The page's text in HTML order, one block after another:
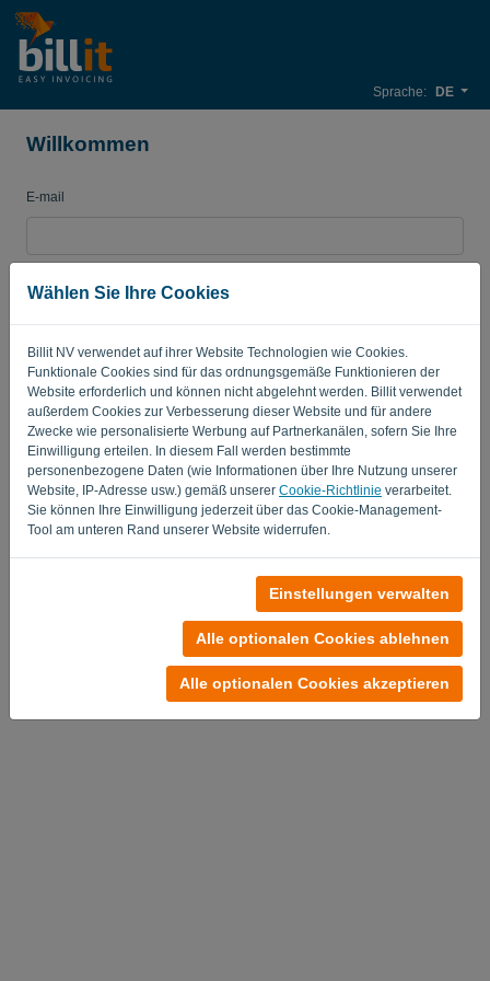
Wählen Sie Ihre Cookies
Billit NV verwendet auf ihrer Website Technologien wie Cookies.
Funktionale Cookies sind für das ordnungsgemäße Funktionieren der
Website erforderlich und können nicht abgelehnt werden. Billit verwendet
außerdem Cookies zur Verbesserung dieser Website und für andere
Zwecke wie personalisierte Werbung auf Partnerkanälen, sofern Sie Ihre
Einwilligung erteilen. In diesem Fall werden bestimmte
personenbezogene Daten (wie Informationen über Ihre Nutzung unserer
Website, IP-Adresse usw.) gemäß unserer Cookie-Richtlinie verarbeitet.
Sie können Ihre Einwilligung jederzeit über das Cookie-Management-
Tool am unteren Rand unserer Website widerrufen.
Einstellungen verwalten
Alle optionalen Cookies ablehnen
Alle optionalen Cookies akzeptieren
Sprache: DE
Willkommen
E-mail
Merken Passwort vergessen?
ANMELDEN
Jetzt kostenlos testen
Allgemeine Geschäftsbedingungen